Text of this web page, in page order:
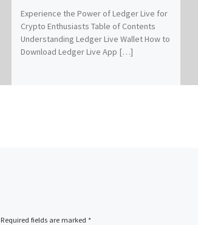
Experience the Power of Ledger Live for
Crypto Enthusiasts Table of Contents
Understanding Ledger Live Wallet How to
Download Ledger Live App […]
Required fields are marked *